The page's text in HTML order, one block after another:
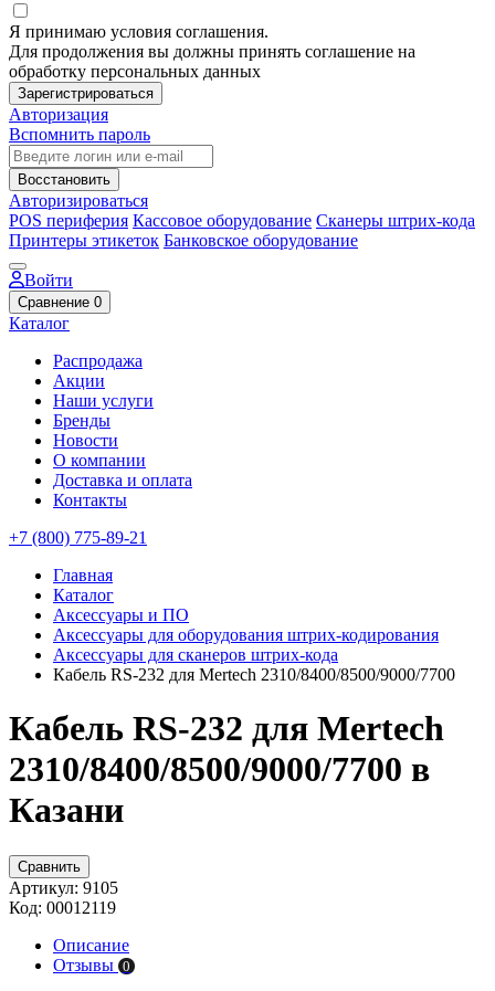
Я принимаю условия соглашения.
Для продолжения вы должны принять соглашение на
обработку персональных данных
Зарегистрироваться
Авторизация
Вспомнить пароль
Восстановить
Авторизироваться
POS периферия Кассовое оборудование Сканеры штрих-кода
Принтеры этикеток Банковское оборудование
Войти
Сравнение 0
Каталог
Распродажа
Акции
Наши услуги
Бренды
Новости
О компании
Доставка и оплата
Контакты
+7 (800) 775-89-21
Главная
Каталог
Аксессуары и ПО
Аксессуары для оборудования штрих-кодирования
Аксессуары для сканеров штрих-кода
Кабель RS-232 для Mertech 2310/8400/8500/9000/7700
Кабель RS-232 для Mertech
2310/8400/8500/9000/7700 в
Казани
Сравнить
Артикул: 9105
Код: 00012119
Описание
Отзывы 0